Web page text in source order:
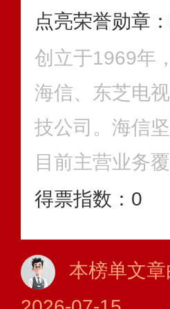
点亮荣誉勋章：
创立于1969年
海信、东芝电
技公司。海信
目前主营业务
得票指数： 0
本榜单文